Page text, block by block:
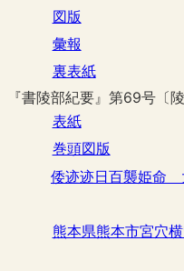
図版
彙報
裏表紙
表紙
巻頭図版
熊本県熊本市宮穴